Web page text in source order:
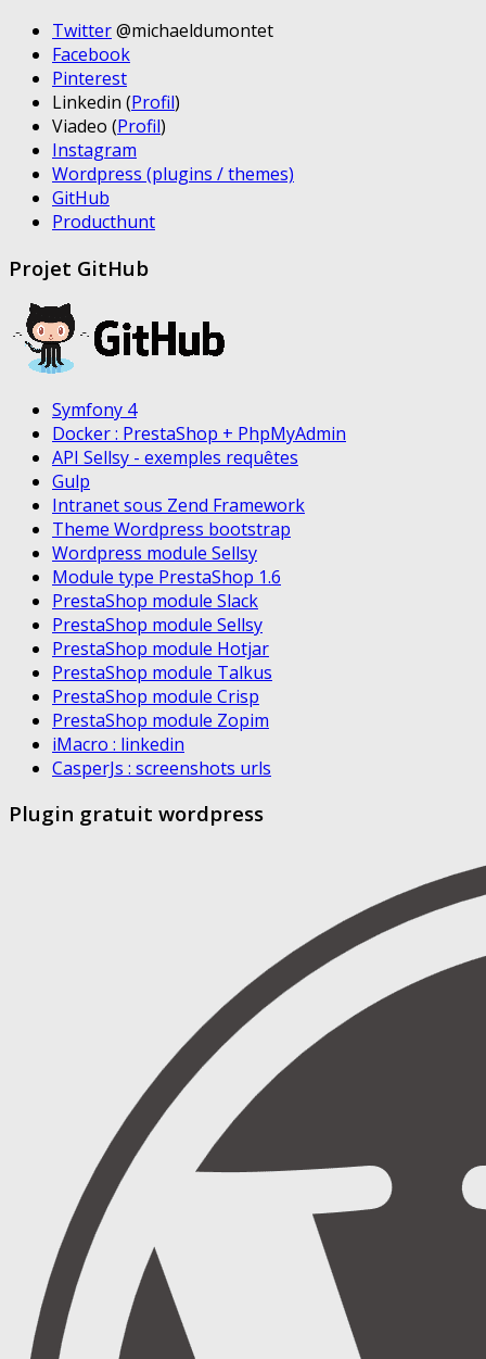
Twitter@michaeldumontet
Facebook
Pinterest
Linkedin (Profil)
Viadeo (Profil)
Instagram
Wordpress (plugins / themes)
GitHub
Producthunt
Projet GitHub
Symfony 4
Docker : PrestaShop + PhpMyAdmin
API Sellsy - exemples requêtes
Gulp
Intranet sous Zend Framework
Theme Wordpress bootstrap
Wordpress module Sellsy
Module type PrestaShop 1.6
PrestaShop module Slack
PrestaShop module Sellsy
PrestaShop module Hotjar
PrestaShop module Talkus
PrestaShop module Crisp
PrestaShop module Zopim
iMacro : linkedin
CasperJs : screenshots urls
Plugin gratuit wordpress